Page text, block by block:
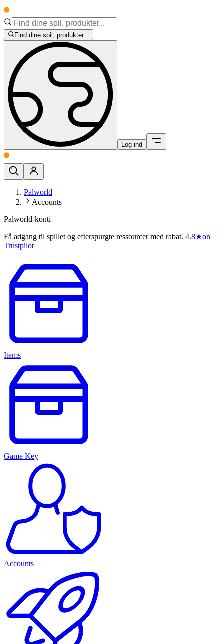
Find dine spil, produkter...
Log ind
Palworld
Accounts
Palworld-konti
Få adgang til spillet og efterspurgte ressourcer med rabat. 4.8★on
Trustpilot
Items
Game Key
Accounts